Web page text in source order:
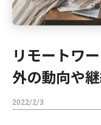
リモートワ
外の動向や
2022/2/3